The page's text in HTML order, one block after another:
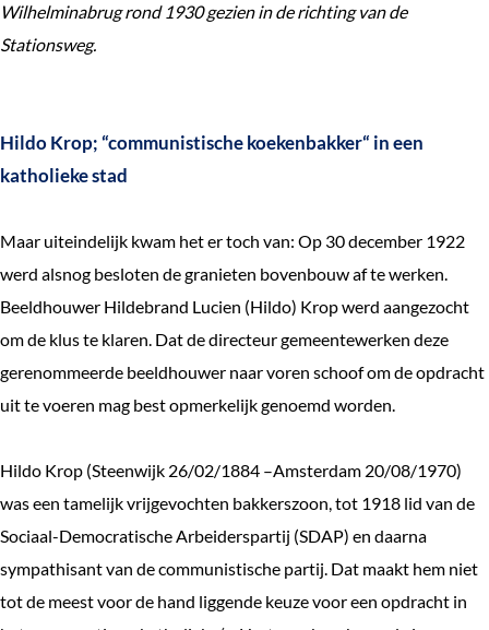
Wilhelminabrug rond 1930 gezien in de richting van de
Stationsweg.
Hildo Krop; “communistische koekenbakker“ in een
katholieke stad
Maar uiteindelijk kwam het er toch van: Op 30 december 1922
werd alsnog besloten de granieten bovenbouw af te werken.
Beeldhouwer Hildebrand Lucien (Hildo) Krop werd aangezocht
om de klus te klaren. Dat de directeur gemeentewerken deze
gerenommeerde beeldhouwer naar voren schoof om de opdracht
uit te voeren mag best opmerkelijk genoemd worden.
Hildo Krop (Steenwijk 26/02/1884 –Amsterdam 20/08/1970)
was een tamelijk vrijgevochten bakkerszoon, tot 1918 lid van de
Sociaal-Democratische Arbeiderspartij (SDAP) en daarna
sympathisant van de communistische partij. Dat maakt hem niet
tot de meest voor de hand liggende keuze voor een opdracht in